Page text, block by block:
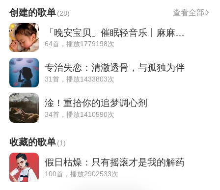
创建的歌单(28) 查看全部
「晚安宝贝」催眠轻音乐丨麻麻必备
64首，播放1779198次
专治失恋：清澈透骨，与孤独为伴
31首，播放1433803次
淦！重拾你的追梦调心剂
34首，播放1410590次
收藏的歌单(1)
假日枯燥：只有摇滚才是我的解药
100首，播放2902533次